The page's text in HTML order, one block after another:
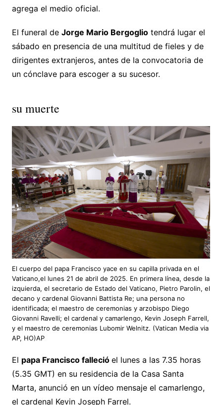
agrega el medio oficial.
El funeral de Jorge Mario Bergogliotendrá lugar el
sábado en presencia de una multitud de fieles y de
dirigentes extranjeros, antes de la convocatoria de
un cónclave para escoger a su sucesor.
su muerte
El cuerpo del papa Francisco yace en su capilla privada en el
Vaticano,el lunes 21 de abril de 2025. En primera línea, desde la
izquierda, el secretario de Estado del Vaticano, Pietro Parolin, el
decano y cardenal Giovanni Battista Re; una persona no
identificada; el maestro de ceremonias y arzobispo Diego
Giovanni Ravelli; el cardenal y camarlengo, Kevin Joseph Farrell,
y el maestro de ceremonias Lubomir Welnitz. (Vatican Media via
AP, HO)AP
El papa Francisco falleció el lunes a las 7.35 horas
(5.35 GMT) en su residencia de la Casa Santa
Marta, anunció en un vídeo mensaje el camarlengo,
el cardenal Kevin Joseph Farrel.